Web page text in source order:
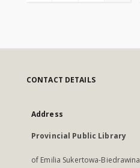
CONTACT DETAILS
Address
Provincial Public Library
of Emilia Sukertowa-Biedrawina